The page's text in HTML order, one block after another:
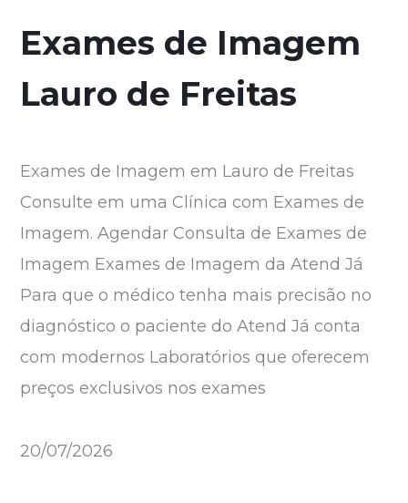
Exames de Imagem
Lauro de Freitas
Exames de Imagem em Lauro de Freitas
Consulte em uma Clínica com Exames de
Imagem. Agendar Consulta de Exames de
Imagem Exames de Imagem da Atend Já
Para que o médico tenha mais precisão no
diagnóstico o paciente do Atend Já conta
com modernos Laboratórios que oferecem
preços exclusivos nos exames
20/07/2026